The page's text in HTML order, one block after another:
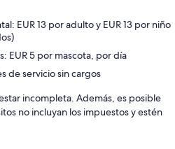
EUR 13 por adulto y EUR 13 por niño
EUR 5 por mascota, por día
de servicio sin cargos
incompleta. Además, es posible
no incluyan los impuestos y estén